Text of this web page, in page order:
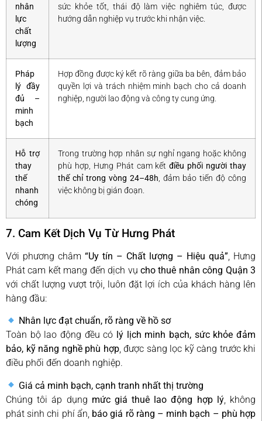
nhân
lực
chất
lượng
sức khỏe tốt, thái độ làm việc nghiêm túc, được
hướng dẫn nghiệp vụ trước khi nhận việc.
Pháp
lý đầy
đủ –
minh
bạch
Hợp đồng được ký kết rõ ràng giữa ba bên, đảm bảo
quyền lợi và trách nhiệm minh bạch cho cả doanh
nghiệp, người lao động và công ty cung ứng.
Hỗ trợ
thay
thế
nhanh
chóng
Trong trường hợp nhân sự nghỉ ngang hoặc không
phù hợp, Hưng Phát cam kếtđiều phối người thay
thế chỉ trong vòng 24–48h, đảm bảo tiến độ công
việc không bị gián đoạn.
7. Cam Kết Dịch Vụ Từ Hưng Phát
Với phương châm “Uy tín – Chất lượng – Hiệu quả” , Hưng
Phát cam kết mang đến dịch vụ cho thuê nhân công Quận 3
với chất lượng vượt trội, luôn đặt lợi ích của khách hàng lên
hàng đầu:
Nhân lực đạt chuẩn, rõ ràng về hồ sơ
Toàn bộ lao động đều có lý lịch minh bạch, sức khỏe đảm
bảo, kỹ năng nghề phù hợp, được sàng lọc kỹ càng trước khi
điều phối đến doanh nghiệp.
Giá cả minh bạch, cạnh tranh nhất thị trường
Chúng tôi áp dụng mức giá thuê lao động hợp lý, không
phát sinh chi phí ẩn, báo giá rõ ràng – minh bạch – phù hợp